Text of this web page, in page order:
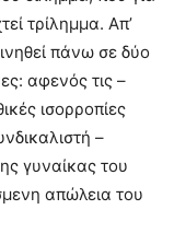
τρίλημμα. Απ’
πάνω σε δύο
αφενός τις –
ισορροπίες
–
γυναίκας του
απώλεια του